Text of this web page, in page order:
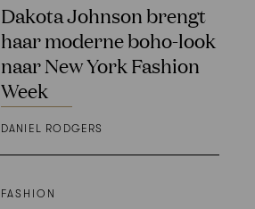
Dakota Johnson brengt
haar moderne boho-look
naar New York Fashion
Week
DANIEL RODGERS
FASHION